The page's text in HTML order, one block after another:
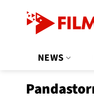
NEWS